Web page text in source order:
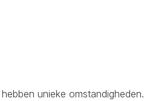
unieke omstandigheden.